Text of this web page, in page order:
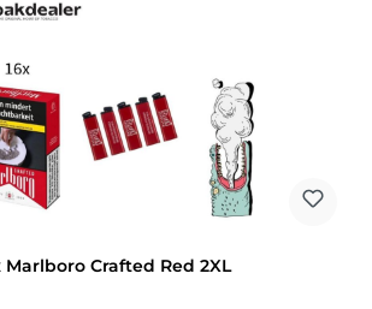
Marlboro Crafted Red 2XL